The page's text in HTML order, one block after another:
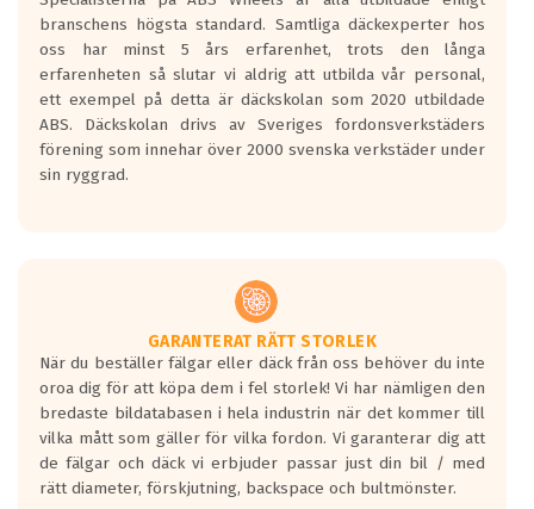
längsta.
Inga D eller G betyg delas ut för
personbilar och lätta lastbilar.
Betyget sätts efter ett test där däcken
skall bromsa in på en väg där det ligger
0.5-1.5 mm vatten.
I 80km/h kommer skillnaden på
Vid körning i över 50km/h brukar
rullmotståndets ljud överträffa
motorljudet.
På däckmärkningen kommer det finnas
en symbol av ett däck med vågar. Hög
bullernivå markeras med svarta vågor
medans de vita vågorna påvisar om det är
ett tyst däck.
branschens högsta standard. Samtliga däckexperter hos
oss har minst 5 års erfarenhet, trots den långa
erfarenheten så slutar vi aldrig att utbilda vår personal,
ett exempel på detta är däckskolan som 2020 utbildade
ABS. Däckskolan drivs av Sveriges fordonsverkstäders
förening som innehar över 2000 svenska verkstäder under
sin ryggrad.
GARANTERAT RÄTT STORLEK
När du beställer fälgar eller däck från oss behöver du inte
oroa dig för att köpa dem i fel storlek! Vi har nämligen den
bredaste bildatabasen i hela industrin när det kommer till
vilka mått som gäller för vilka fordon. Vi garanterar dig att
de fälgar och däck vi erbjuder passar just din bil / med
rätt diameter, förskjutning, backspace och bultmönster.